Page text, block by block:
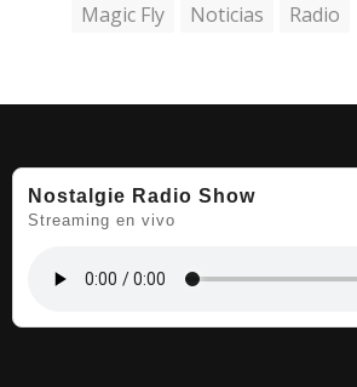
Magic Fly
Noticias Radio
Nostalgie Radio Show
Streaming en vivo